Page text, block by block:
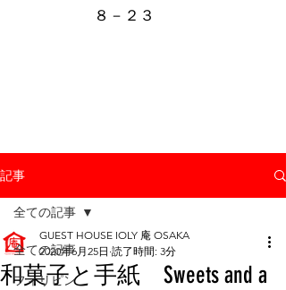
８－２３
記事
全ての記事
フィリピン
全ての記事
和菓子と手紙 Sweets and a
GUEST HOUSE IOLY 庵 OSAKA
2020年6月25日 読了時間: 3分